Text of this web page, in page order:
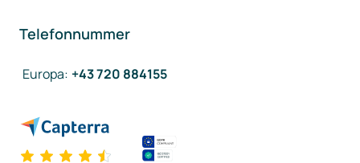
Telefonnummer
Europa: +43 720 884155